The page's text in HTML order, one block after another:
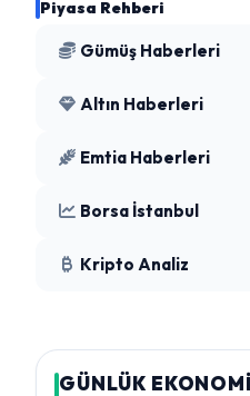
Piyasa Rehberi
Gümüş Haberleri
Altın Haberleri
Emtia Haberleri
Borsa İstanbul
Kripto Analiz
GÜNLÜK